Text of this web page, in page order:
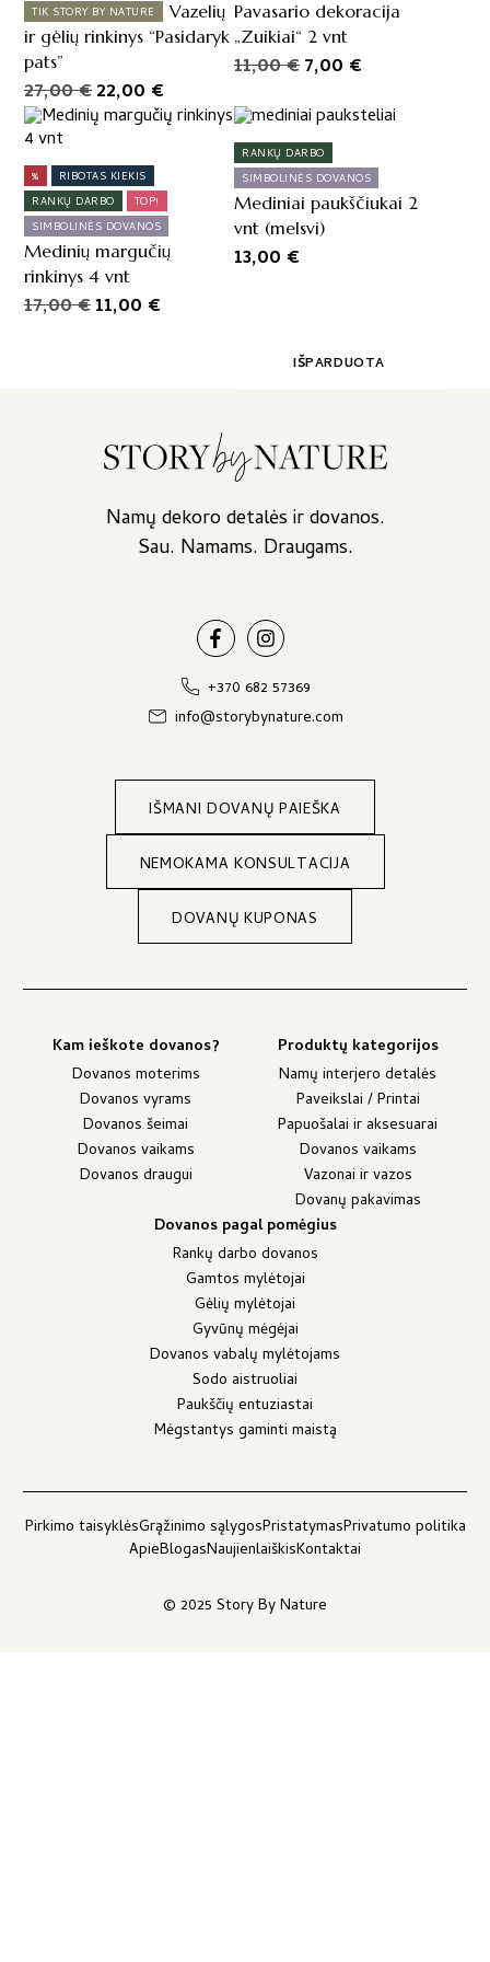
TIK STORY BY NATURE
Vazelių
ir gėlių rinkinys “Pasidaryk
pats”
27,00€Original
price
27,00 €.
22,00 €
price
22,00 €.
Pavasario dekoracija
„Zuikiai“ 2 vnt
11,00€Original
was:
11,00 €.
7,00 €
is:
%
RIBOTAS KIEKIS
RANKŲ DARBO
TOP!
SIMBOLINĖS DOVANOS
Medinių margučių
rinkinys 4 vnt
17,00€Original
11,00 €
RANKŲ DARBO
SIMBOLINĖS DOVANOS
Mediniai paukščiukai 2
vnt (melsvi)
13,00 €
IŠPARDUOTA
Namų dekoro detalės ir dovanos.
Sau. Namams. Draugams.
+370 682 57369
info@storybynature.com
IŠMANI DOVANŲ PAIEŠKA
NEMOKAMA KONSULTACIJA
DOVANŲ KUPONAS
Kam ieškote dovanos?
Dovanos moterims
Dovanos vyrams
Dovanos šeimai
Dovanos vaikams
Dovanos draugui
Produktų kategorijos
Namų interjero detalės
Paveikslai / Printai
Papuošalai ir aksesuarai
Dovanos vaikams
Vazonai ir vazos
Dovanų pakavimas
Dovanos pagal pomėgius
Rankų darbo dovanos
Gamtos mylėtojai
Gėlių mylėtojai
Gyvūnų mėgėjai
Dovanos vabalų mylėtojams
Sodo aistruoliai
Paukščių entuziastai
Mėgstantys gaminti maistą
© 2025 Story By Nature
Pirkimo taisyklėsGrąžinimo sąlygosPristatymasPrivatumo politika
ApieBlogasNaujienlaiškisKontaktai